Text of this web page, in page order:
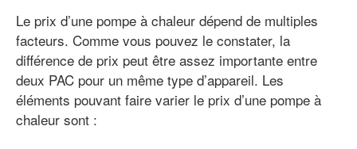
Le prix d’une pompe à chaleur dépend de multiples
facteurs. Comme vous pouvez le constater, la
différence de prix peut être assez importante entre
deux PAC pour un même type d’appareil. Les
éléments pouvant faire varier le prix d’une pompe à
chaleur sont :